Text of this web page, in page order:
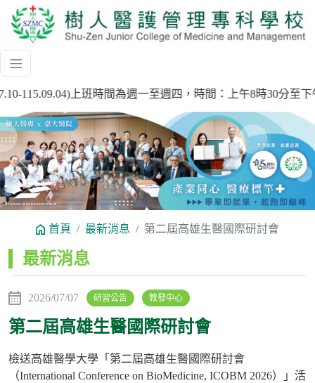
115.09.04)上班時間為週一至週四，時間：上午8時30分至
Previous Next
首頁 最新消息 第二屆高雄生醫國際研討會
最新消息
2026/07/07 研習公告 教發中心
第二屆高雄生醫國際研討會
檢送高雄醫學大學「第二屆高雄生醫國際研討會
（International Conference on BioMedicine, ICOBM 2026）」活